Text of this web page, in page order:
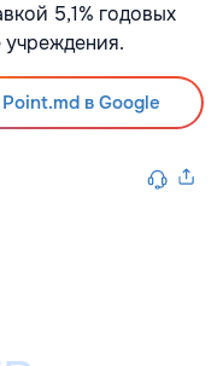
5,1% годовых
в Google